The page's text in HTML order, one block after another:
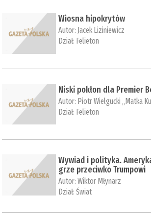
Wiosna hipokrytów
Autor: Jacek Liziniewicz
Dział: Felieton
Niski pokłon dla Premier
Autor: Piotr Wielgucki „Matka
Dział: Felieton
Wywiad i polityka.
grze przeciwko Trumpowi
Autor:Wiktor Młynarz
Dział:Świat